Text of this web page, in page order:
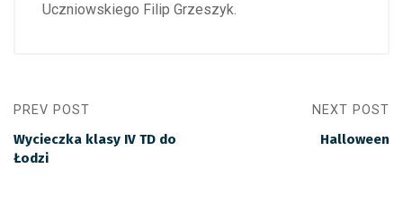
Uczniowskiego Filip Grzeszyk.
PREV POST
Wycieczka klasy IV TD do
Łodzi
NEXT POST
Halloween